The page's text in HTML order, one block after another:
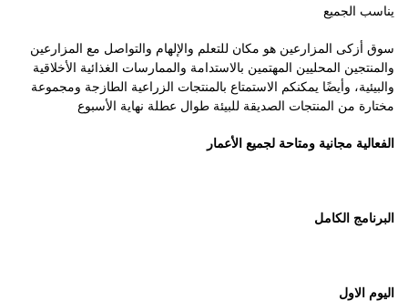
يناسب الجميع
سوق أزكى المزارعين هو مكان للتعلم والإلهام والتواصل مع المزارعين
والمنتجين المحليين المهتمين بالاستدامة والممارسات الغذائية الأخلاقية
والبيئية، وأيضًا يمكنكم الاستمتاع بالمنتجات الزراعية الطازجة ومجموعة
مختارة من المنتجات الصديقة للبيئة طوال عطلة نهاية الأسبوع
الفعالية مجانية ومتاحة لجميع الأعمار
البرنامج الكامل
اليوم الاول